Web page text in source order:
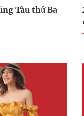
Tàu thứ Ba